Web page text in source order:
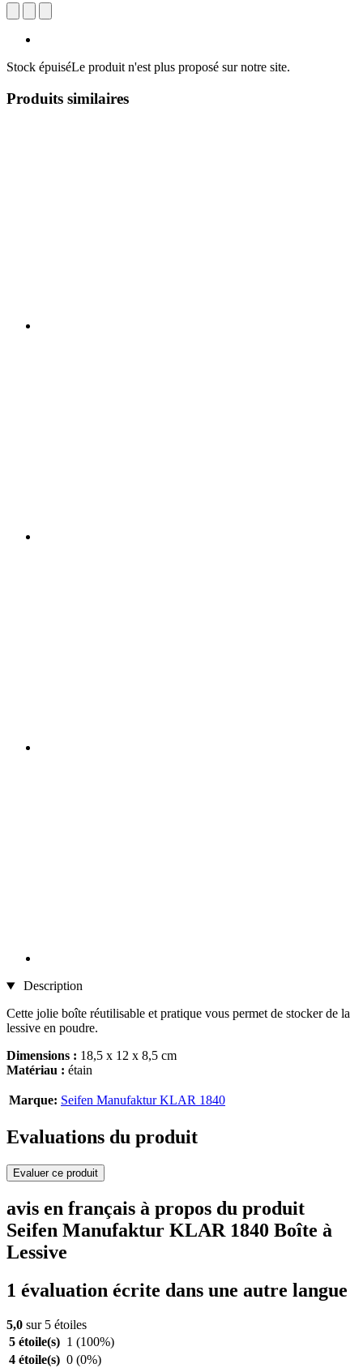
Stock épuiséLe produit n'est plus proposé sur notre site.
Produits similaires
Description
Cette jolie boîte réutilisable et pratique vous permet de stocker de la
lessive en poudre.
Dimensions : 18,5 x 12 x 8,5 cm
Matériau : étain
Marque: Seifen Manufaktur KLAR 1840
Evaluations du produit
Evaluer ce produit
avis en français à propos du produit
Seifen Manufaktur KLAR 1840 Boîte à
Lessive
1 évaluation écrite dans une autre langue
5,0 sur 5 étoiles
5 étoile(s) 1 (100%)
4 étoile(s) 0 (0%)